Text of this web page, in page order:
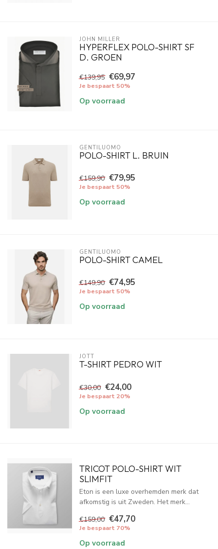
JOHN MILLER
HYPERFLEX POLO-SHIRT SF
D. GROEN
€139,95 €69,97
Je bespaart 50%
Op voorraad
GENTILUOMO
POLO-SHIRT L. BRUIN
€159,90 €79,95
Je bespaart 50%
Op voorraad
GENTILUOMO
POLO-SHIRT CAMEL
€149,90 €74,95
Je bespaart 50%
Op voorraad
JOTT
T-SHIRT PEDRO WIT
€30,00 €24,00
Je bespaart 20%
Op voorraad
TRICOT POLO-SHIRT WIT
SLIMFIT
Eton is een luxe overhemden merk dat
afkomstig is uit Zweden. Het merk...
€159,00 €47,70
Je bespaart 70%
Op voorraad